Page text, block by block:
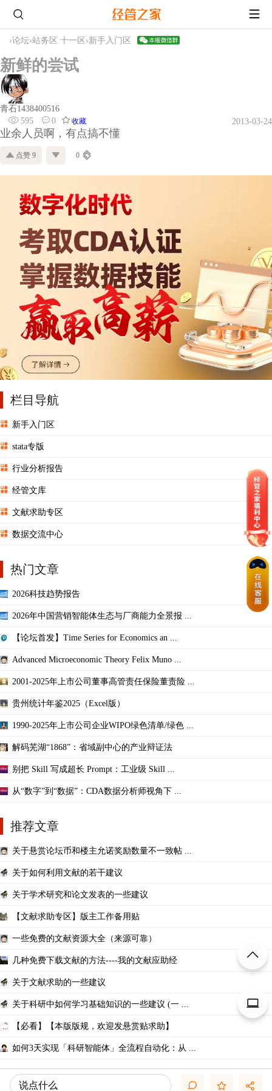
›论坛›站务区 十一区 ›新手入门区
新鲜的尝试
青石1438400516
595
0 收藏 2013-03-24
业余人员啊，有点搞不懂
点赞 9 0
栏目导航
新手入门区
stata专版
行业分析报告
经管文库
文献求助专区
数据交流中心
热门文章
2026科技趋势报告
2026年中国营销智能体生态与厂商能力全景报 ...
【论坛首发】Time Series for Economics an ...
Advanced Microeconomic Theory Felix Muno ...
2001-2025年上市公司董事高管责任保险董责险 ...
贵州统计年鉴2025（Excel版）
1990-2025年上市公司企业WIPO绿色清单/绿色 ...
解码芜湖“1868”：省域副中心的产业辩证法
别把 Skill 写成超长 Prompt：工业级 Skill ...
从“数字”到“数据”：CDA数据分析师视角下 ...
推荐文章
关于悬赏论坛币和楼主允诺奖励数量不一致帖 ...
关于如何利用文献的若干建议
关于学术研究和论文发表的一些建议
【文献求助专区】版主工作备用贴
一些免费的文献资源大全（来源可靠）
几种免费下载文献的方法----我的文献应助经
关于文献求助的一些建议
关于科研中如何学习基础知识的一些建议 (一 ...
【必看】【本版版规，欢迎发悬赏贴求助】
如何3天实现「科研智能体」全流程自动化：从 ...
说点什么